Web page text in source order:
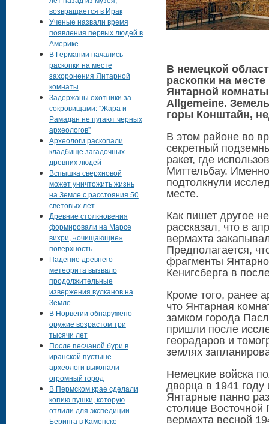
В немецкой
раскопки на
Янтарной
Allgemeine.
горы Конштайн,
В этом районе во
секретный
ракет, где
Миттельбау.
подтолкнули
месте.
Как пишет другое
рассказал, что в
вермахта
Предполагается,
фрагменты
Кенигсберга в
Кроме того, ранее
что Янтарная
замком города
пришли после
георадаров и
землях
Немецкие войска
дворца в 1941 году
Янтарные панно
столице Восточной
вермахта весной
возвращается в Ирак
Ученые назвали время
появления первых людей в
Америке
В Германии начались
раскопки на месте
захоронения Янтарной
комнаты
Задержаны охотники за
сокровищами: "Жара и
Рамадан не пугают черных
археологов"
Археологи раскопали
кладбище загадочных
древних людей
Вспышка сверхновой
может уничтожить жизнь
на Земле с расстояния 50
световых лет
Древние столкновения
формировали на Марсе
вихри, «очищающие»
поверхность
Падение древнего
метеорита вызвало
продолжительные
извержения вулканов на
Земле
В Норвегии обнаружено
оружие возрастом три
тысячи лет
После песчаной бури в
иранской пустыне
археологи выкопали
огромный город
В Пермском крае сделали
копию пушки, которую
отлили для экспедиции
Беринга в Каменске